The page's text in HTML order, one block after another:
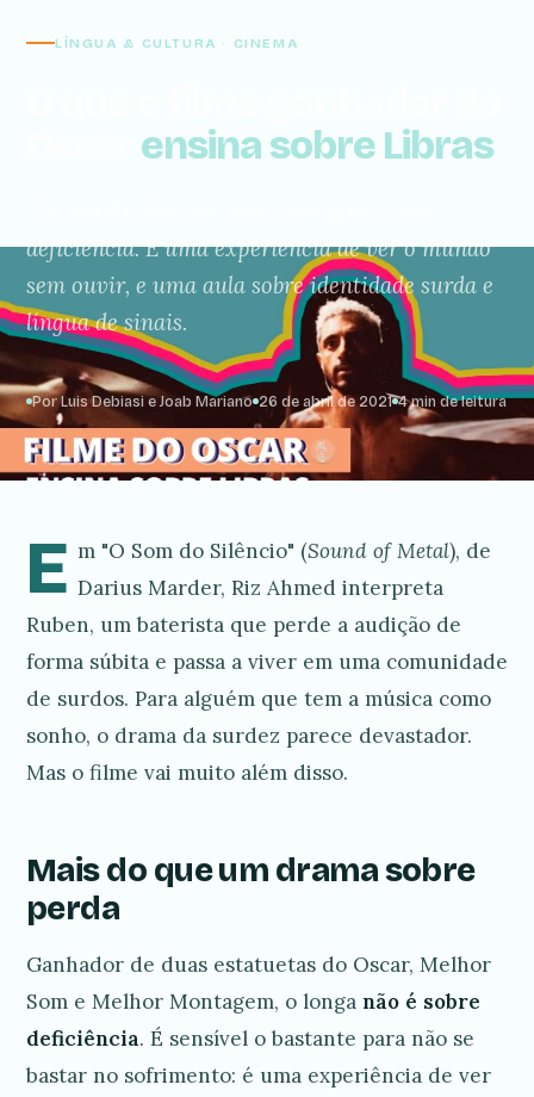
LÍNGUA & CULTURA · CINEMA
ensina sobre Libras
deficiência. É uma experiência de ver o mundo
sem ouvir, e uma aula sobre identidade surda e
língua de sinais.
Por Luis Debiasi e Joab Mariano 26 de abril de 2021 4 min de leitura
E m "O Som do Silêncio" (Sound of Metal), de
Darius Marder, Riz Ahmed interpreta
Ruben, um baterista que perde a audição de
forma súbita e passa a viver em uma comunidade
de surdos. Para alguém que tem a música como
sonho, o drama da surdez parece devastador.
Mas o filme vai muito além disso.
Mais do que um drama sobre
perda
Ganhador de duas estatuetas do Oscar, Melhor
Som e Melhor Montagem, o longa não é sobre
deficiência. É sensível o bastante para não se
bastar no sofrimento: é uma experiência de ver